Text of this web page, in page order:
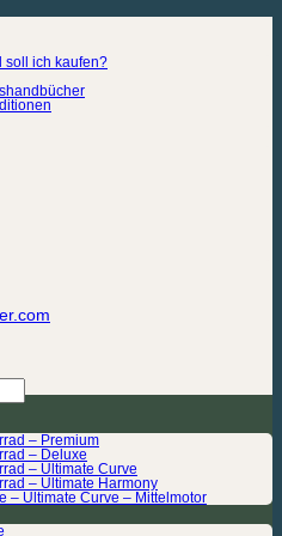
soll ich kaufen?
– Premium
– Deluxe
– Ultimate Curve
– Ultimate Harmony
– Ultimate Curve – Mittelmotor